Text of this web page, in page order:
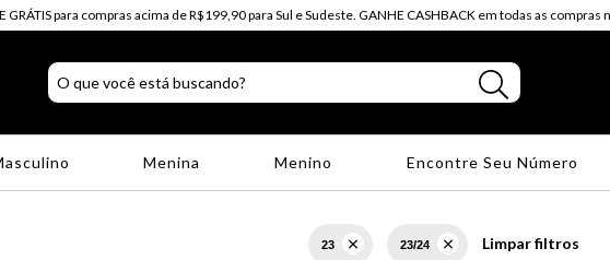
GRÁTIS para compras acima de R$199,90 para Sul e Sudeste. GANHE CASHBACK em todas as compras
Menina Menino Encontre Seu Número
23 23/24 Limpar filtros